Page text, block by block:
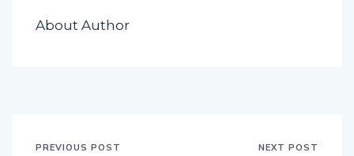
About Author
PREVIOUS POST NEXT POST